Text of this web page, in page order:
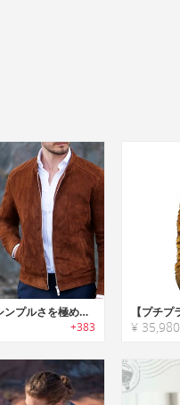
Grand Frank｜シンプルさを極めた最高級イタリアンスエードボンバージャケット
+383 ¥ 35,980